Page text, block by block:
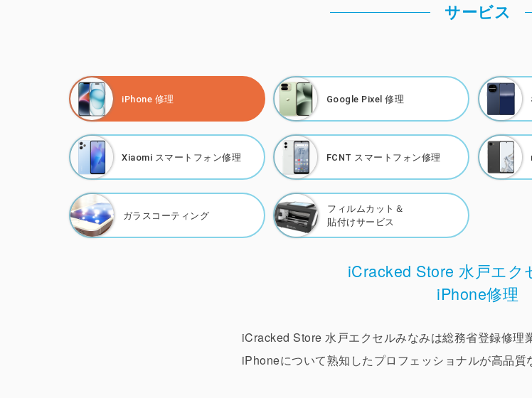
サービス
iPhone 修理 Google Pixel 修理
Xiaomi スマートフォン修理 FCNT スマートフォン修理
ガラスコーティング
フィルムカット＆
貼付けサービス
iCracked Store 水戸エク
iPhone修理
iCracked Store 水戸エクセルみなみは総務省登録修理
iPhoneについて熟知したプロフェッショナルが高品質